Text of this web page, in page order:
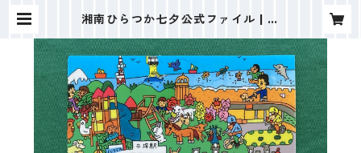
湘南ひらつか七夕公式ファイル | み